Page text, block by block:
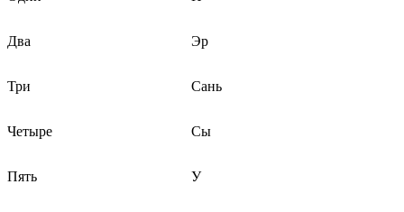
Два Эр
Три Сань
Четыре Сы
Пять У